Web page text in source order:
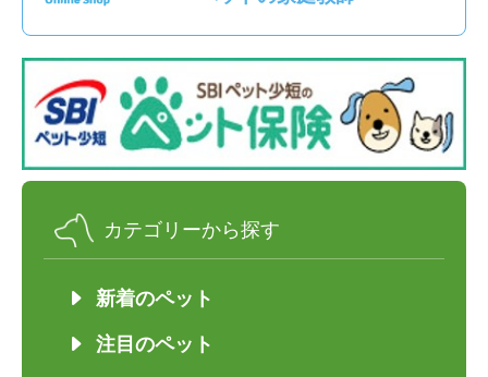
カテゴリーから探す
新着のペット
注目のペット